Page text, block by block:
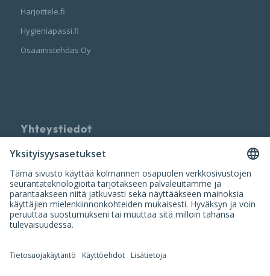
Harjoittele.fi
Hygieniapassi.fi
Osaamistehdas Oy
Yhteystiedot
Palvelun tarjoaa
Nuumi Oy
info@nuumi.fi
P. 010 200 2250 (ark. 10-14)
Y-tunnus: 3420554-9